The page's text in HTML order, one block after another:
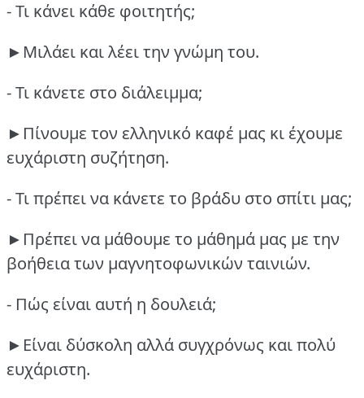
- Τι κάνει κάθε φοιτητής;
►Μιλάει και λέει την γνώμη του.
- Τι κάνετε στο διάλειμμα;
►Πίνουμε τον ελληνικό καφέ μας κι έχουμε
ευχάριστη συζήτηση.
- Τι πρέπει να κάνετε το βράδυ στο σπίτι μας;
►Πρέπει να μάθουμε το μάθημά μας με την
βοήθεια των μαγνητοφωνικών ταινιών.
- Πώς είναι αυτή η δουλειά;
►Είναι δύσκολη αλλά συγχρόνως και πολύ
ευχάριστη.